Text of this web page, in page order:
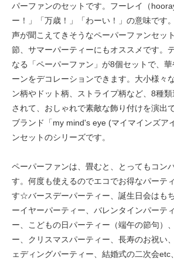
パーファンのセットです。フーレイ（
ー！」「万歳！」「わーい！」の意味です
声が聞こえてきそうなペーパーファンセッ
節、サマーパーティーにもオススメです。
なる「ペーパーファン」が8個セットで、
ーンをデコレーションできます。大小様々
ン柄やドット柄、ストライプ柄など、8種
されて、おしゃれで素敵な飾り付けを演出
ブランド「my mind's eye (マイマインズア
ンセットのシリーズです。
ペーパーファンは、畳むと、とってもコン
す。何度も使えるのでエコでお得なパーテ
す☆バースデーパーティー、誕生日会はも
ーイヤーパーティー、バレンタインパーテ
ー、こどもの日パーティー（端午の節句）
ー、クリスマスパーティー、長寿のお祝い
ェディングパーティー、結婚式の二次会etc